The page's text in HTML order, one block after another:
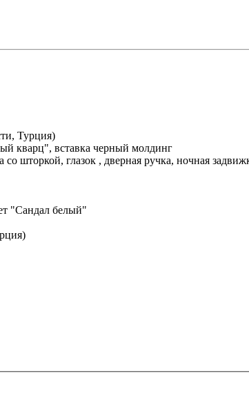
Турция)
кварц", вставка черный молдинг
со шторкой, глазок , дверная ручка, ночная
"Сандал белый"